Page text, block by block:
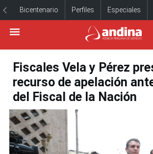
Bicentenario Perfiles Especiales
Fiscales Vela y Pérez
recurso de apelación
del Fiscal de la Nación